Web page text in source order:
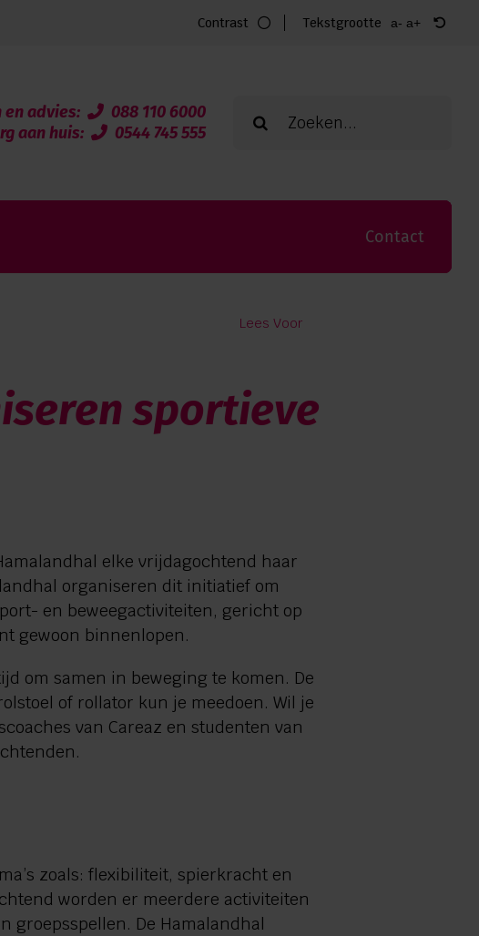
Contrast Tekstgrootte a- a+
en advies:
088 110 6000
aan huis:
0544 745 555
naar:
Contact
Lees Voor
sportieve
elke vrijdagochtend haar
organiseren dit initiatief om
en beweegactiviteiten, gericht op
gewoon binnenlopen.
om samen in beweging te komen. De
of rollator kun je meedoen. Wil je
van Careaz en studenten van
zoals: flexibiliteit, spierkracht en
worden er meerdere activiteiten
groepsspellen. De Hamalandhal